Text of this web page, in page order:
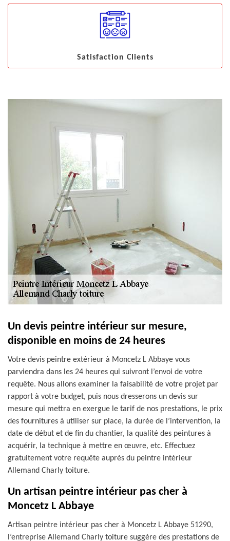
Satisfaction Clients
Un devis peintre intérieur sur mesure,
disponible en moins de 24 heures
Votre devis peintre extérieur à Moncetz L Abbaye vous
parviendra dans les 24 heures qui suivront l’envoi de votre
requête. Nous allons examiner la faisabilité de votre projet par
rapport à votre budget, puis nous dresserons un devis sur
mesure qui mettra en exergue le tarif de nos prestations, le prix
des fournitures à utiliser sur place, la durée de l’intervention, la
date de début et de fin du chantier, la qualité des peintures à
acquérir, la technique à mettre en œuvre, etc. Effectuez
gratuitement votre requête auprès du peintre intérieur
Allemand Charly toiture.
Un artisan peintre intérieur pas cher à
Moncetz L Abbaye
Artisan peintre intérieur pas cher à Moncetz L Abbaye 51290,
l’entreprise Allemand Charly toiture suggère des prestations de